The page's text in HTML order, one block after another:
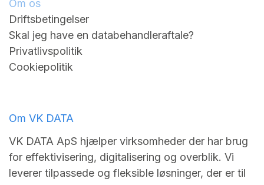
Om os
Driftsbetingelser
Skal jeg have en databehandleraftale?
Privatlivspolitik
Cookiepolitik
Om VK DATA
VK DATA ApS hjælper virksomheder der har brug
for effektivisering, digitalisering og overblik. Vi
leverer tilpassede og fleksible løsninger, der er til